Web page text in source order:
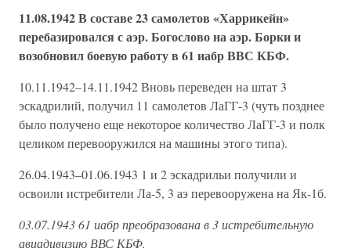
11.08.1942 В составе 23 самолетов «Харрикейн»
перебазировался с аэр. Богослово на аэр. Борки и
возобновил боевую работу в 61 иабр ВВС КБФ.
10.11.1942–14.11.1942 Вновь переведен на штат 3
эскадрилий, получил 11 самолетов ЛаГГ-3 (чуть позднее
было получено еще некоторое количество ЛаГГ-3 и полк
целиком перевооружился на машины этого типа).
26.04.1943–01.06.1943 1 и 2 эскадрильи получили и
освоили истребители Ла-5, 3 аэ перевооружена на Як-1б.
03.07.1943 61 иабр преобразована в 3 истребительную
авиадивизию ВВС КБФ.